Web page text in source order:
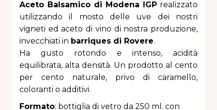
Aceto Balsamico di Modena IGP realizzato
utilizzando il mosto delle uve dei nostri
vigneti ed aceto di vino di nostra produzione,
invecchiati in barriques di Rovere.
Ha gusto rotondo e intenso, acidità
equilibrata, alta densità. Un prodotto al cento
per cento naturale, privo di caramello,
coloranti o additivi.
Formato: bottiglia di vetro da 250 ml. con